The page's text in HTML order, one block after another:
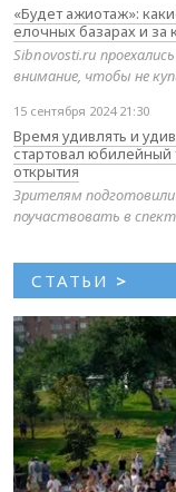
«Будет ажиотаж»:
елочных базарах и за
Sibnovosti.ru
внимание, чтобы не
15 сентября 2024 21:30
Время удивлять и
стартовал
открытия
Зрителям
поучаствовать в
СТАТЬИ >